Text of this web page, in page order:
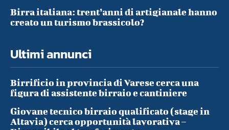
Birra italiana: trent’anni di artigianale hanno
creato un turismo brassicolo?
Ultimi annunci
Birrificio in provincia di Varese cerca una
figura di assistente birraio e cantiniere
Giovane tecnico birraio qualificato (stage in
Altavia) cerca opportunità lavorativa –